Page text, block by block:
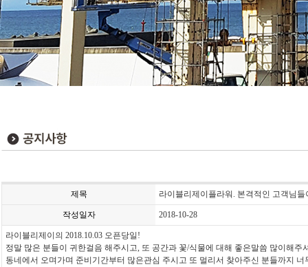
제목 라이블리제이플라워. 본격적인 고객님
작성일자 2018-10-28
라이블리제이의 2018.10.03 오픈당일!
정말 많은 분들이 귀한걸음 해주시고, 또 공간과 꽃/식물에 대해 좋은말씀 많이해주
동네에서 오며가며 준비기간부터 많은관심 주시고 또 멀리서 찾아주신 분들까지